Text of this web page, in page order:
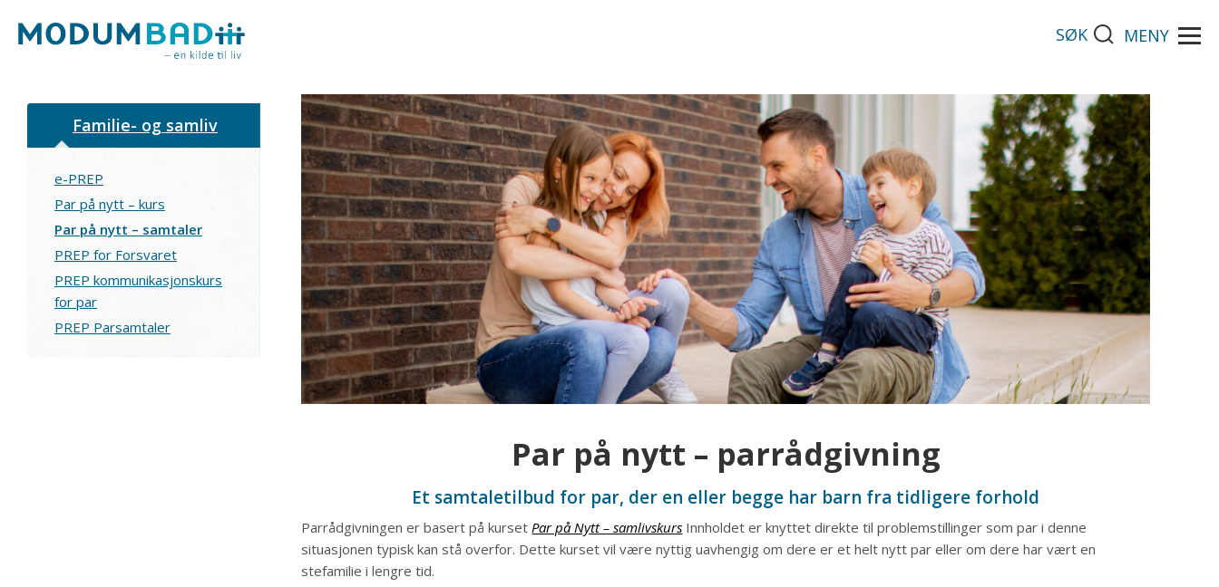
SØK MENY
Familie- og samliv
e-PREP
Par på nytt – kurs
Par på nytt – samtaler
PREP for Forsvaret
PREP kommunikasjonskurs
for par
PREP Parsamtaler
Par på nytt – parrådgivning
Et samtaletilbud for par, der en eller begge har barn fra tidligere forhold
Parrådgivningen er basert på kursetPar på Nytt – samlivskurs Innholdet er knyttet direkte til problemstillinger som par i denne
situasjonen typisk kan stå overfor. Dette kurset vil være nyttig uavhengig om dere er et helt nytt par eller om dere har vært en
stefamilie i lengre tid.